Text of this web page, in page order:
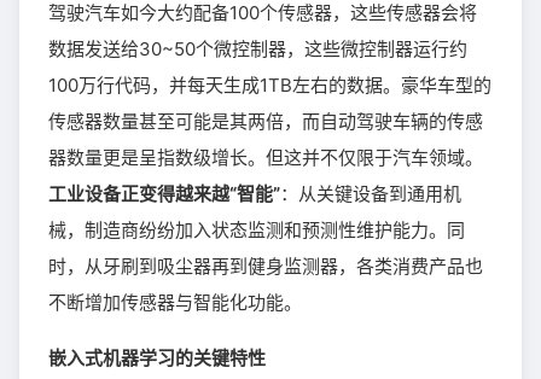
驾驶汽车如今大约配备100个传感器，这些传感器会将
数据发送给30~50个微控制器，这些微控制器运行约
100万行代码，并每天生成1TB左右的数据。豪华车型的
传感器数量甚至可能是其两倍，而自动驾驶车辆的传感
器数量更是呈指数级增长。但这并不仅限于汽车领域。
工业设备正变得越来越“智能”：从关键设备到通用机
械，制造商纷纷加入状态监测和预测性维护能力。同
时，从牙刷到吸尘器再到健身监测器，各类消费产品也
不断增加传感器与智能化功能。
嵌入式机器学习的关键特性